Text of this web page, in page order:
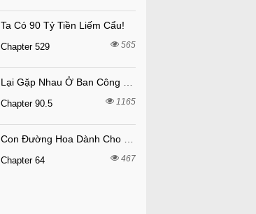
Ta Có 90 Tỷ Tiền Liếm Cẩu!
Chapter 529 565
Chapter 90.5 1165
Chapter 64 467